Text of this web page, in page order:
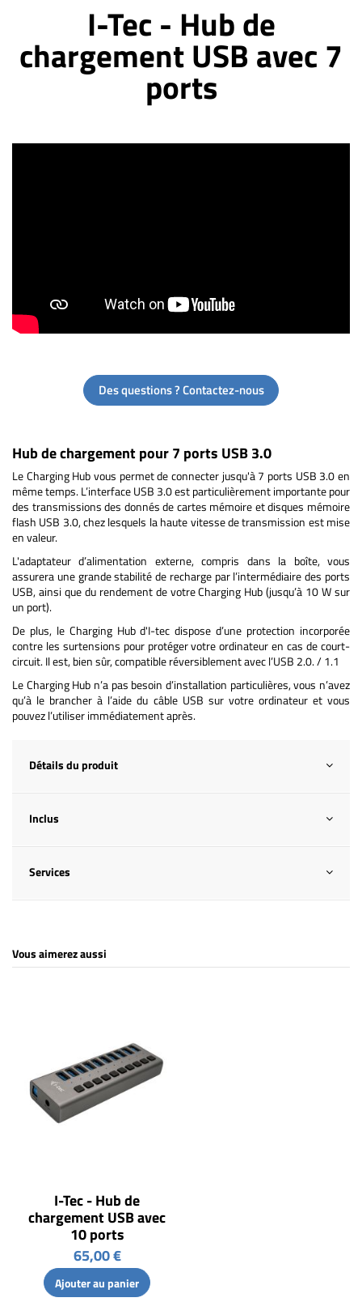
I-Tec - Hub de
chargement USB avec 7
ports
Des questions ? Contactez-nous
Hub de chargement pour 7 ports USB 3.0
Le Charging Hub vous permet de connecter jusqu'à 7 ports USB 3.0 en
même temps. L’interface USB 3.0 est particulièrement importante pour
des transmissions des donnés de cartes mémoire et disques mémoire
flash USB 3.0, chez lesquels la haute vitesse de transmission est mise
en valeur.
L'adaptateur d’alimentation externe, compris dans la boîte, vous
assurera une grande stabilité de recharge par l’intermédiaire des ports
USB, ainsi que du rendement de votre Charging Hub (jusqu’à 10 W sur
un port).
De plus, le Charging Hub d'I-tec dispose d’une protection incorporée
contre les surtensions pour protéger votre ordinateur en cas de court-
circuit. Il est, bien sûr, compatible réversiblement avec l’USB 2.0. / 1.1
Le Charging Hub n’a pas besoin d’installation particulières, vous n’avez
qu’à le brancher à l’aide du câble USB sur votre ordinateur et vous
pouvez l’utiliser immédiatement après.
Détails du produit
Inclus
Services
Vous aimerez aussi
I-Tec - Hub de
chargement USB avec
10 ports
65,00 €
Ajouter au panier